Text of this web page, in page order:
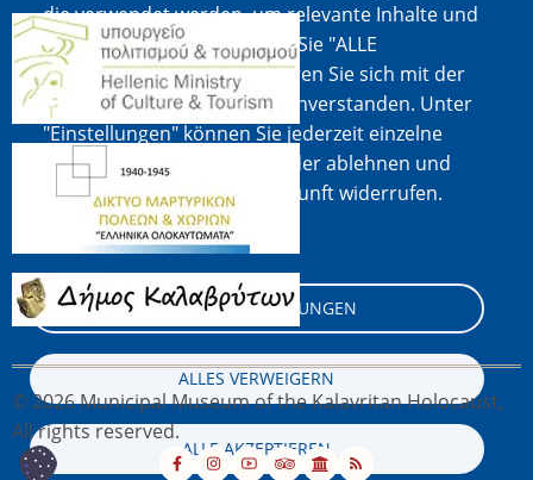
die verwendet werden, um relevante Inhalte und
Werbung anzuzeigen. Wenn Sie "ALLE
AKZEPTIEREN" wählen, erklären Sie sich mit der
Verwendung aller Cookies einverstanden. Unter
"Einstellungen" können Sie jederzeit einzelne
Cookie-Typen akzeptieren oder ablehnen und
Ihre Zustimmung für die Zukunft widerrufen.
Cookie-Dokumentation
COOKIE-EINSTELLUNGEN
ALLES VERWEIGERN
ALLE AKZEPTIEREN
Bild
Bild
© 2026 Municipal Museum of the Kalavritan Holocaust,
All rights reserved.